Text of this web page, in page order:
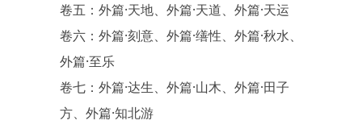
卷五：外篇·天地、外篇·天道、外篇·天运
卷六：外篇·刻意、外篇·缮性、外篇·秋水、
外篇·至乐
卷七：外篇·达生、外篇·山木、外篇·田子
方、外篇·知北游